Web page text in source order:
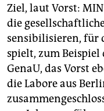
Ziel, laut Vorst:
die
sensibilisieren, für
spielt, zum
GenaU, das Vorst
die Labore aus